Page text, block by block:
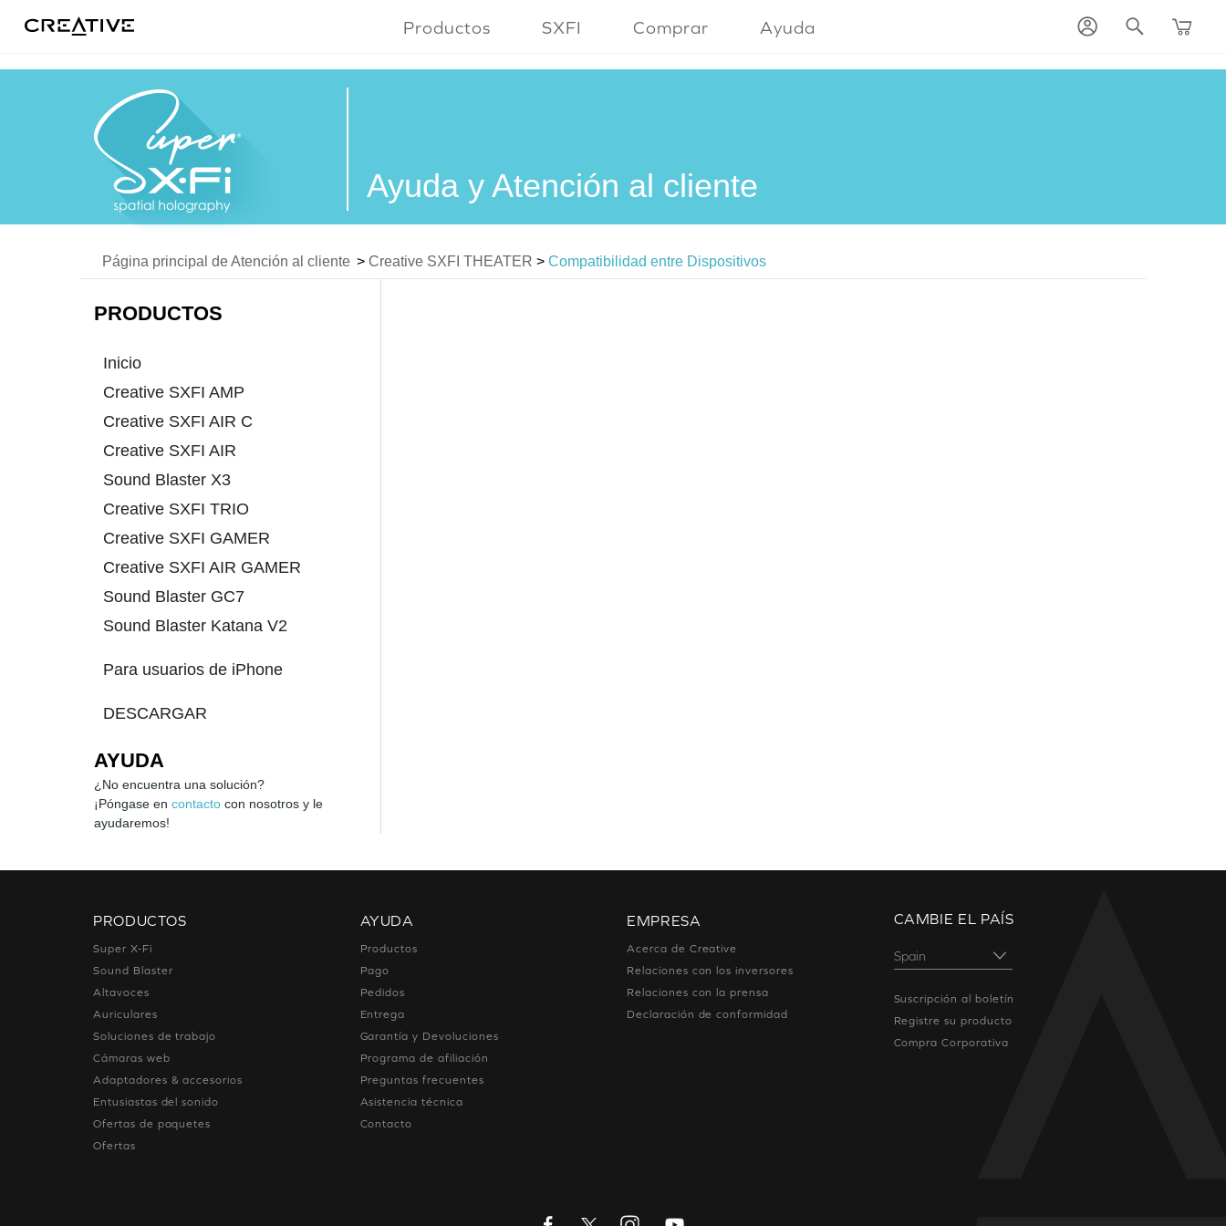
Productos SXFI Comprar Ayuda
Ayuda y Atención al cliente
Página principal de Atención al cliente > Creative SXFI THEATER > Compatibilidad entre Dispositivos
PRODUCTOS
Inicio
Creative SXFI AMP
Creative SXFI AIR C
Creative SXFI AIR
Sound Blaster X3
Creative SXFI TRIO
Creative SXFI GAMER
Creative SXFI AIR GAMER
Sound Blaster GC7
Sound Blaster Katana V2
Para usuarios de iPhone
DESCARGAR
AYUDA
¿No encuentra una solución?
¡Póngase en contacto con nosotros y le
ayudaremos!
PRODUCTOS
Super X-Fi
Sound Blaster
Altavoces
Auriculares
Soluciones de trabajo
Cámaras web
Adaptadores & accesorios
Entusiastas del sonido
Ofertas de paquetes
Ofertas
AYUDA
Productos
Pago
Pedidos
Entrega
Garantía y Devoluciones
Programa de afiliación
Preguntas frecuentes
Asistencia técnica
Contacto
EMPRESA
Acerca de Creative
Relaciones con los inversores
Relaciones con la prensa
Declaración de conformidad
CAMBIE EL PAÍS
Suscripción al boletín
Registre su producto
Compra Corporativa